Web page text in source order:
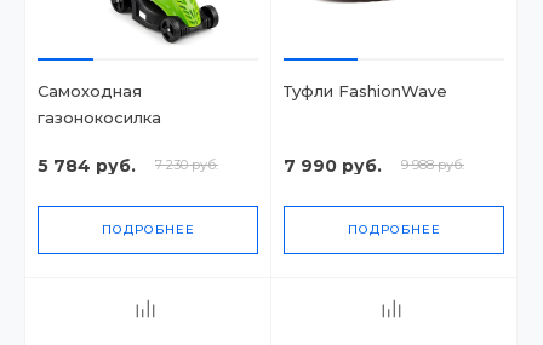
Самоходная
газонокосилка
5 784 руб. 7 230 руб.
ПОДРОБНЕЕ
Туфли FashionWave
7 990 руб. 9 988 руб.
ПОДРОБНЕЕ